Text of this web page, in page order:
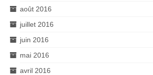
août 2016
juillet 2016
juin 2016
mai 2016
avril 2016